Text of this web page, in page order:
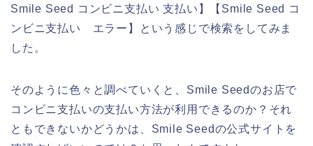
Smile Seed コンビニ支払い 支払い】【Smile Seed コ
ンビニ支払い エラー】という感じで検索をしてみま
した。
そのように色々と調べていくと、Smile Seedのお店で
コンビニ支払いの支払い方法が利用できるのか？それ
ともできないかどうかは、Smile Seedの公式サイトを